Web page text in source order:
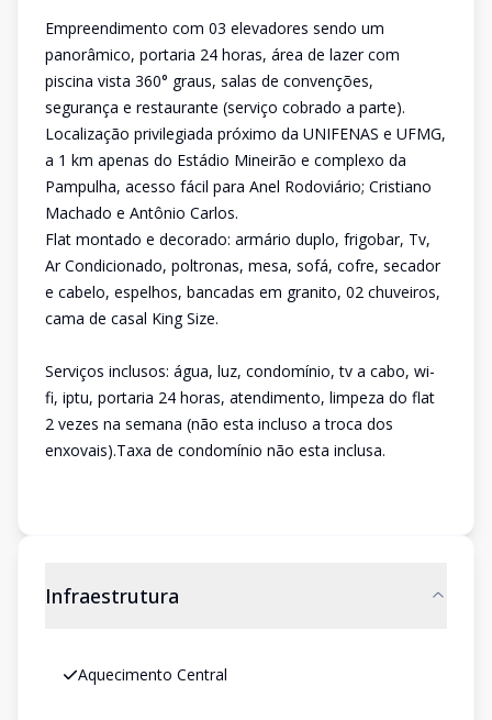
Empreendimento com 03 elevadores sendo um
panorâmico, portaria 24 horas, área de lazer com
piscina vista 360° graus, salas de convenções,
segurança e restaurante (serviço cobrado a parte).
Localização privilegiada próximo da UNIFENAS e UFMG,
a 1 km apenas do Estádio Mineirão e complexo da
Pampulha, acesso fácil para Anel Rodoviário; Cristiano
Machado e Antônio Carlos.
Flat montado e decorado: armário duplo, frigobar, Tv,
Ar Condicionado, poltronas, mesa, sofá, cofre, secador
e cabelo, espelhos, bancadas em granito, 02 chuveiros,
cama de casal King Size.
Serviços inclusos: água, luz, condomínio, tv a cabo, wi-
fi, iptu, portaria 24 horas, atendimento, limpeza do flat
2 vezes na semana (não esta incluso a troca dos
enxovais).Taxa de condomínio não esta inclusa.
Infraestrutura
Aquecimento Central